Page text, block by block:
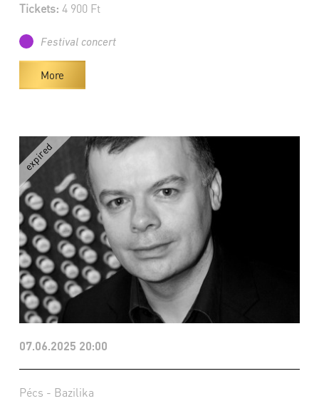
Tickets: 4 900 Ft
Festival concert
More
07.06.2025 20:00
Pécs - Bazilika